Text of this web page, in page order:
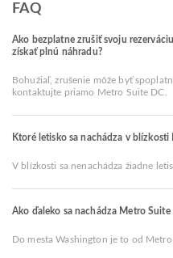
FAQ
Ako bezplatne zrušiť svoju
získať plnú náhradu?
Bohužiaľ, zrušenie môže byť
kontaktujte priamo Metro Suite DC.
Ktoré letisko sa nachádza v blízkosti
V blízkosti sa nenachádza žiadne
Ako ďaleko sa nachádza Metro
Do mesta Washington je to od